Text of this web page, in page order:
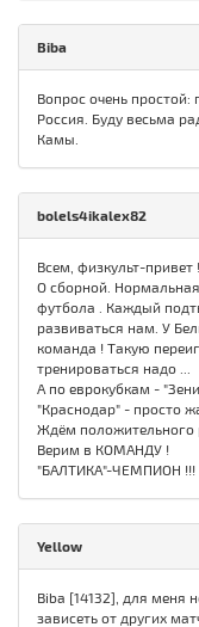
Biba
Вопрос очень простой:
Россия. Буду весьма
Камы.
bolels4ikalex82
Всем, физкульт-привет !
О сборной.
футбола . Каждый
развиваться нам. У
команда ! Такую
тренироваться надо ...
А по еврокубкам -
"Краснодар" - просто
Ждём положительного
Верим в КОМАНДУ !
"БАЛТИКА"-ЧЕМПИОН !!!
Yellow
Biba [14132], для меня
зависеть от других